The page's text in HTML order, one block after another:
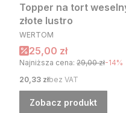
Topper na tort
złote lustro
PRODUCENT
WERTOM
Cena promocyjna
25,00 zł
Najniższa cena: 29,00 zł-14%
Cena
20,33 złbez VAT
Zobacz produkt